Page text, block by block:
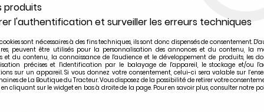
2 MODÈLE
réducteur sortie de trompette MF130
MASSEY-FERGUSON
produits
l'authentification et surveiller les erreurs techniques
sont nécessaires à des fins techniques, ils sont donc dispensés de consentement.
peuvent être utilisés pour la personnalisation des annonces et du contenu, la
et du contenu, la connaissance de l'audience et le développement de produits, les
précises et l'identification par le balayage de l'appareil, le stockage et/ou
sur un appareil. Si vous donnez votre consentement, celui-ci sera valable sur
de La Boutique du Tracteur. Vous disposez de la possibilité de retirer votre
cliquant sur le widget en bas à droite de la page. Pour en savoir plus, consulter notre